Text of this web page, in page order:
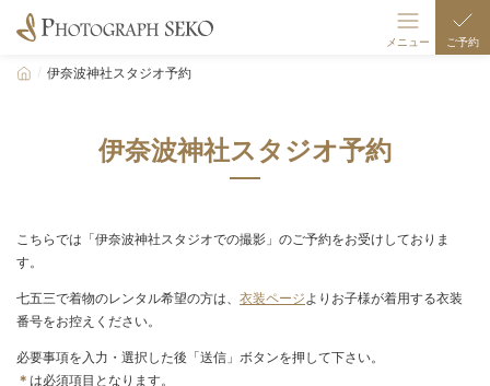
メニュー ご予約
撮影メニュー
伊奈波七五三
衣装
店舗/駐車場案内
撮影の流れ
伊奈波神社スタジオ予約
伊奈波神社スタジオ予約
こちらでは「伊奈波神社スタジオでの撮影」のご予約をお受けしておりま
す。
七五三で着物のレンタル希望の方は、 衣装ページよりお子様が着用する衣装
番号をお控えください。
必要事項を入力・選択した後「送信」ボタンを押して下さい。
＊ は必須項目となります。